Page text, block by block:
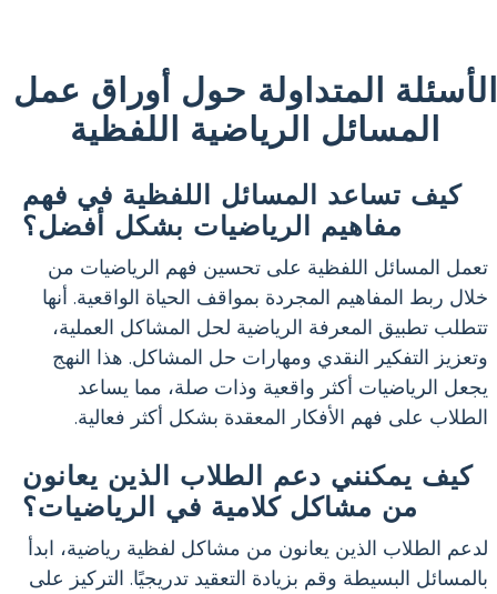
الأسئلة المتداولة حول أوراق عمل
المسائل الرياضية اللفظية
كيف تساعد المسائل اللفظية في فهم
مفاهيم الرياضيات بشكل أفضل؟
تعمل المسائل اللفظية على تحسين فهم الرياضيات من
خلال ربط المفاهيم المجردة بمواقف الحياة الواقعية. أنها
تتطلب تطبيق المعرفة الرياضية لحل المشاكل العملية،
وتعزيز التفكير النقدي ومهارات حل المشاكل. هذا النهج
يجعل الرياضيات أكثر واقعية وذات صلة، مما يساعد
الطلاب على فهم الأفكار المعقدة بشكل أكثر فعالية.
كيف يمكنني دعم الطلاب الذين يعانون
من مشاكل كلامية في الرياضيات؟
لدعم الطلاب الذين يعانون من مشاكل لفظية رياضية، ابدأ
بالمسائل البسيطة وقم بزيادة التعقيد تدريجيًا. التركيز على